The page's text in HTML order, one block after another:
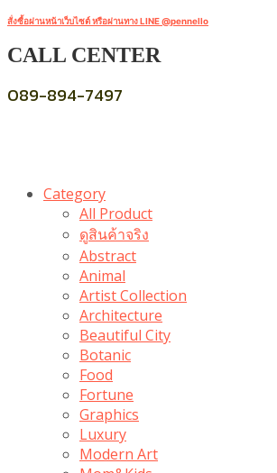
สั่งซื้อผ่านหน้าเว็บไซต์ หรือผ่านทาง LINE @pennello
CALL CENTER
089-894-7497
Category
All Product
ดูสินค้าจริง
Abstract
Animal
Artist Collection
Architecture
Beautiful City
Botanic
Food
Fortune
Graphics
Luxury
Modern Art